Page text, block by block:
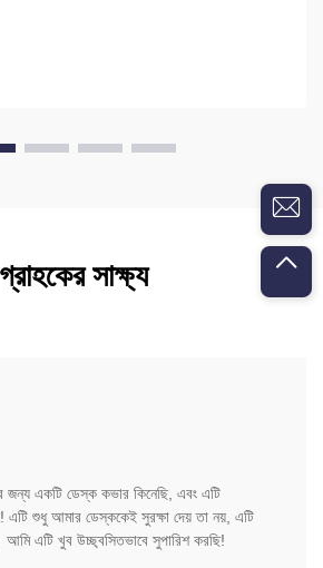
গ্রাহকের সাক্ষ্য
একটি ডেস্ক কভার কিনেছি, এবং এটি
এটি শুধু আমার ডেস্ককেই সুরক্ষা দেয় তা নয়, এটি
আমি এটি খুব উচ্ছ্বসিতভাবে সুপারিশ করছি!